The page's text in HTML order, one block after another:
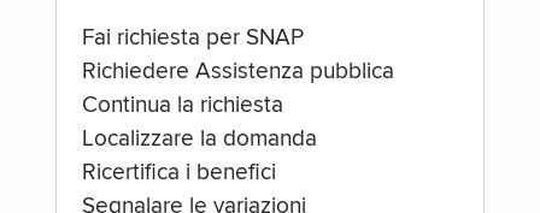
Fai richiesta per SNAP
Richiedere Assistenza pubblica
Continua la richiesta
Localizzare la domanda
Ricertifica i benefici
Segnalare le variazioni